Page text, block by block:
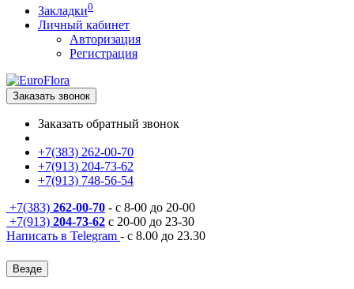
Закладки0
Личный кабинет
Авторизация
Регистрация
Заказать звонок
Заказать обратный звонок
+7(383) 262-00-70
+7(913) 204-73-62
+7(913) 748-56-54
+7(383) 262-00-70 - с 8-00 до 20-00
+7(913) 204-73-62 с 20-00 до 23-30
Написать в Telegram - с 8.00 до 23.30
Везде